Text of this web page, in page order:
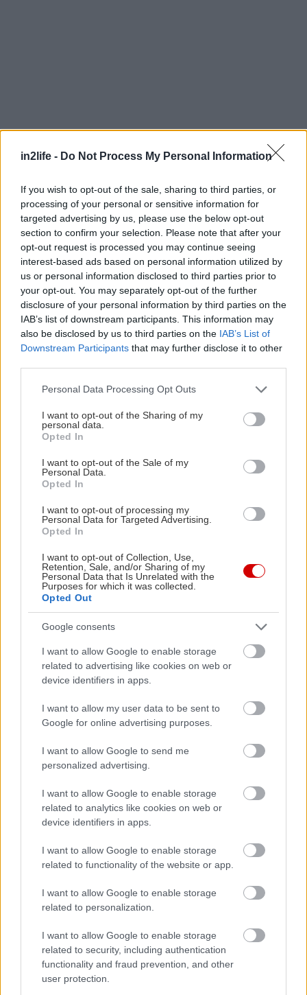
in2life - Do Not Process My Personal Information
If you wish to opt-out of the sale, sharing to third parties, or
processing of your personal or sensitive information for
targeted advertising by us, please use the below opt-out
section to confirm your selection. Please note that after your
opt-out request is processed you may continue seeing
interest-based ads based on personal information utilized by
us or personal information disclosed to third parties prior to
your opt-out. You may separately opt-out of the further
disclosure of your personal information by third parties on the
IAB’s list of downstream participants. This information may
also be disclosed by us to third parties on the IAB’s List of
Downstream Participants that may further disclose it to other
Please note that this website/app uses one or more Google
not limited to your visit or usage behaviour. You may click to
grant or deny consent to Google and its third-party tags to
use your data for below specified purposes in below Google
consent section.
Personal Data Processing Opt Outs
I want to opt-out of the Sharing of my
personal data.
Opted In
I want to opt-out of the Sale of my
Personal Data.
Opted In
I want to opt-out of processing my
Personal Data for Targeted Advertising.
Opted In
I want to opt-out of Collection, Use,
Retention, Sale, and/or Sharing of my
Personal Data that Is Unrelated with the
Purposes for which it was collected.
Opted Out
Google consents
I want to allow Google to enable storage
related to advertising like cookies on web or
device identifiers in apps.
I want to allow my user data to be sent to
Google for online advertising purposes.
I want to allow Google to send me
personalized advertising.
I want to allow Google to enable storage
related to analytics like cookies on web or
device identifiers in apps.
I want to allow Google to enable storage
related to functionality of the website or app.
I want to allow Google to enable storage
related to personalization.
I want to allow Google to enable storage
related to security, including authentication
functionality and fraud prevention, and other
user protection.
Διαβάστε επίσης
J.R.R. Tolkien: Από τον Άρχοντα στο Hobbit
Tolkien
PODCASTS